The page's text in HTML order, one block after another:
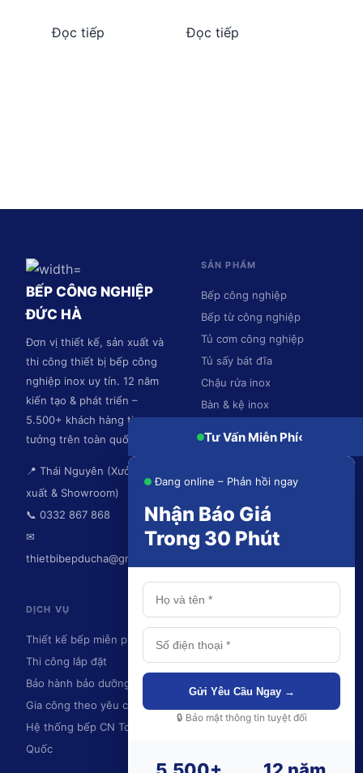
Đọc tiếp Đọc tiếp
BẾP CÔNG NGHIỆP
ĐỨC HÀ
Đơn vị thiết kế, sản xuất và
thi công thiết bị bếp công
nghiệp inox uy tín. 12 năm
kiến tạo & phát triển –
5.500+ khách hàng tin
tưởng trên toàn quốc.
📍 Thái Nguyên (Xưởng sản
xuất & Showroom)
📞 0332 867 868
✉
thietbibepducha@gmail.com
SẢN PHẨM
Bếp công nghiệp
Bếp từ công nghiệp
Tủ cơm công nghiệp
Tủ sấy bát đĩa
Chậu rửa inox
Bàn & kệ inox
DỊCH VỤ
Thiết kế bếp miễn phí
Thi công lắp đặt
Bảo hành bảo dưỡng
Gia công theo yêu cầu
Hệ thống bếp CN Toàn
Quốc
Thái Nguyên
Hà Nội
Ninh Bình
Quảng Ninh
Tư Vấn Miễn Phí‹
Đang online – Phản hồi ngay
Nhận Báo Giá
Trong 30 Phút
Gửi Yêu Cầu Ngay →
🔒 Bảo mật thông tin tuyệt đối